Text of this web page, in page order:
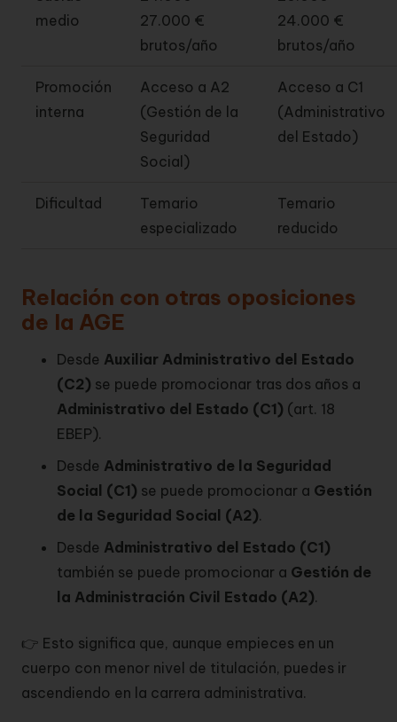
medio
27.000 €
brutos/año
24.000 €
brutos/año
Promoción
interna
Acceso a A2
(Gestión de la
Seguridad
Social)
Acceso a C1
(Administrativo
del Estado)
Dificultad
Temario
especializado
Temario
reducido
Relación con otras oposiciones
de la AGE
Desde Auxiliar Administrativo del Estado
(C2) se puede promocionar tras dos años a
Administrativo del Estado (C1) (art. 18
EBEP).
Desde Administrativo de la Seguridad
Social (C1) se puede promocionar a Gestión
de la Seguridad Social (A2).
Desde Administrativo del Estado (C1)
también se puede promocionar a Gestión de
la Administración Civil Estado (A2).
👉 Esto significa que, aunque empieces en un
cuerpo con menor nivel de titulación, puedes ir
ascendiendo en la carrera administrativa.